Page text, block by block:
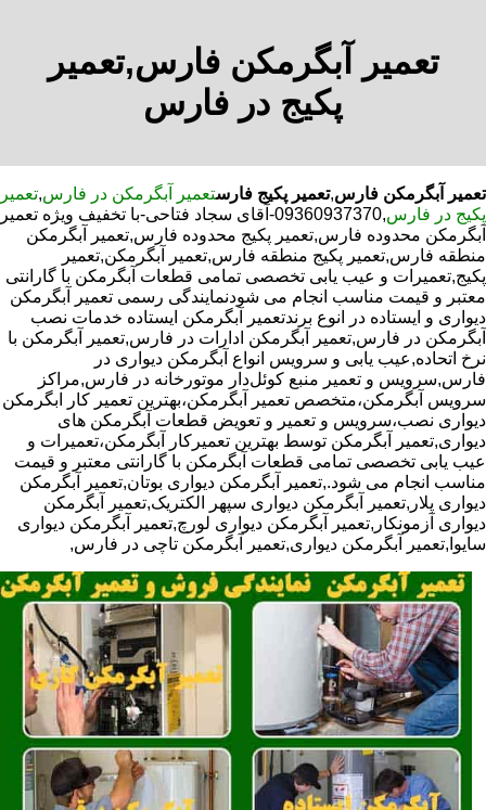
تعمیر آبگرمکن فارس,تعمیر
پکیج در فارس
تعمیر آبگرمکن فارس,تعمیر پکیج فارستعمیر آبگرمکن در فارس,تعمیر
پکیج در فارس
,09360937370-آقای سجاد فتاحی-با تخفیف ویژه تعمیر
آبگرمکن محدوده فارس,تعمیر پکیج محدوده فارس,تعمیر آبگرمکن
منطقه فارس,تعمیر پکیج منطقه فارس,تعمیر آبگرمکن,تعمیر
پکیج,تعمیرات و عیب یابی تخصصی تمامی قطعات آبگرمکن با گارانتی
معتبر و قیمت مناسب انجام می شودنمایندگی رسمی تعمیر آبگرمکن
دیواری و ایستاده در انوع برندتعمیر آبگرمکن ایستاده خدمات نصب
آبگرمکن در فارس,تعمیر آبگرمکن ادارات در فارس,تعمیر آبگرمکن با
نرخ اتحاده,عیب یابی و سرویس انواع آبگرمکن دیواری در
فارس,سرویس و تعمیر منبع کوئل‌دار موتورخانه در فارس,مراکز
سرویس آبگرمکن،متخصص تعمیر آبگرمکن،بهترین تعمیر کار ابگرمکن
دیواری نصب،سرویس و تعمیر و تعویض قطعات آبگرمکن های
دیواری,تعمیر آبگرمکن توسط بهترین تعمیرکار آبگرمکن،تعمیرات و
عیب یابی تخصصی تمامی قطعات آبگرمکن با گارانتی معتبر و قیمت
مناسب انجام می شود.,تعمیر آبگرمکن دیواری بوتان,تعمیر آبگرمکن
دیواری پلار,تعمیر آبگرمکن دیواری سپهر الکتریک,تعمیر آبگرمکن
دیواری آزمونکار,تعمیر آبگرمکن دیواری لورچ,تعمیر آبگرمکن دیواری
سایوا,تعمیر آبگرمکن دیواری,تعمیر آبگرمکن تاچی در فارس,